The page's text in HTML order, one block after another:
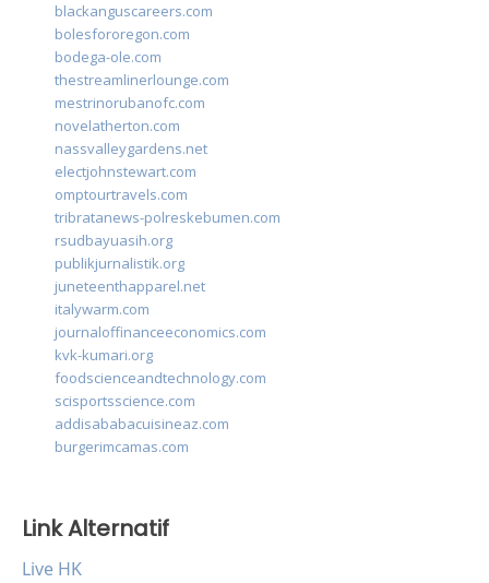
blackanguscareers.com
bolesfororegon.com
bodega-ole.com
thestreamlinerlounge.com
mestrinorubanofc.com
novelatherton.com
nassvalleygardens.net
electjohnstewart.com
omptourtravels.com
tribratanews-polreskebumen.com
rsudbayuasih.org
publikjurnalistik.org
juneteenthapparel.net
italywarm.com
journaloffinanceeconomics.com
kvk-kumari.org
foodscienceandtechnology.com
scisportsscience.com
addisababacuisineaz.com
burgerimcamas.com
Link Alternatif
Live HK